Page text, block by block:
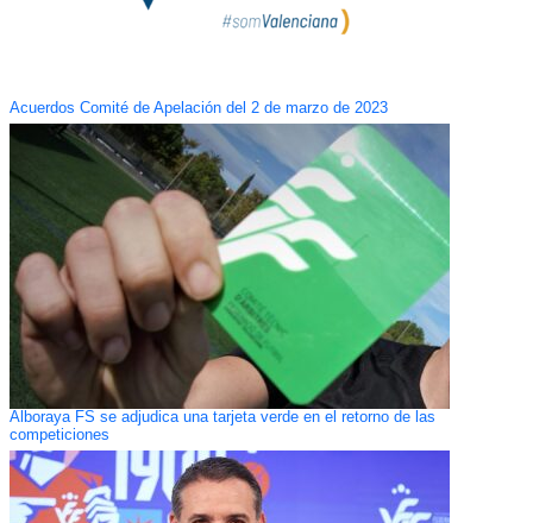
Acuerdos Comité de Apelación del 2 de marzo de 2023
Alboraya FS se adjudica una tarjeta verde en el retorno de las
competiciones